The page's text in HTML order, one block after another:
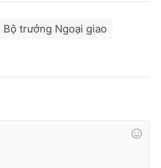
Bộ trưởng Ngoại giao